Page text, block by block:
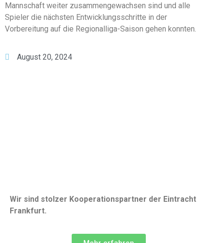
Mannschaft weiter zusammengewachsen sind und alle
Spieler die nächsten Entwicklungsschritte in der
Vorbereitung auf die Regionalliga-Saison gehen konnten.
August 20, 2024
Wir sind stolzer Kooperationspartner der Eintracht
Frankfurt.